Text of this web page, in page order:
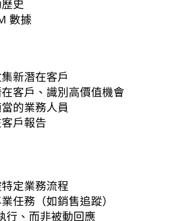
史
數據
新潛在客戶
客戶、識別高價值機會
的業務人員
戶報告
定業務流程
任務（如銷售追蹤）
行、而非被動回應